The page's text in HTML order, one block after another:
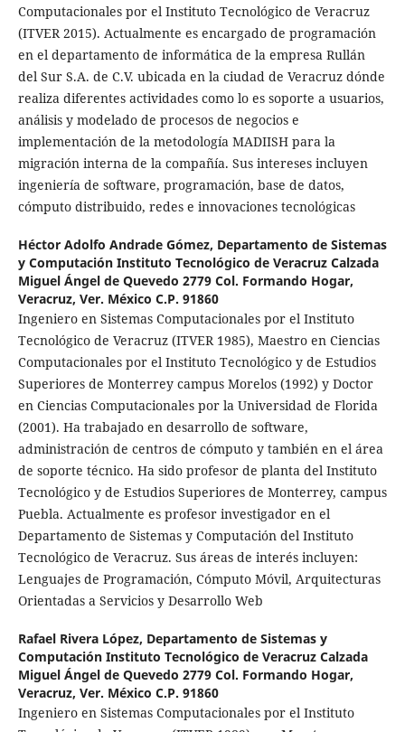
Computacionales por el Instituto Tecnológico de Veracruz
(ITVER 2015). Actualmente es encargado de programación
en el departamento de informática de la empresa Rullán
del Sur S.A. de C.V. ubicada en la ciudad de Veracruz dónde
realiza diferentes actividades como lo es soporte a usuarios,
análisis y modelado de procesos de negocios e
implementación de la metodología MADIISH para la
migración interna de la compañía. Sus intereses incluyen
ingeniería de software, programación, base de datos,
cómputo distribuido, redes e innovaciones tecnológicas
Héctor Adolfo Andrade Gómez, Departamento de Sistemas
y Computación Instituto Tecnológico de Veracruz Calzada
Miguel Ángel de Quevedo 2779 Col. Formando Hogar,
Veracruz, Ver. México C.P. 91860
Ingeniero en Sistemas Computacionales por el Instituto
Tecnológico de Veracruz (ITVER 1985), Maestro en Ciencias
Computacionales por el Instituto Tecnológico y de Estudios
Superiores de Monterrey campus Morelos (1992) y Doctor
en Ciencias Computacionales por la Universidad de Florida
(2001). Ha trabajado en desarrollo de software,
administración de centros de cómputo y también en el área
de soporte técnico. Ha sido profesor de planta del Instituto
Tecnológico y de Estudios Superiores de Monterrey, campus
Puebla. Actualmente es profesor investigador en el
Departamento de Sistemas y Computación del Instituto
Tecnológico de Veracruz. Sus áreas de interés incluyen:
Lenguajes de Programación, Cómputo Móvil, Arquitecturas
Orientadas a Servicios y Desarrollo Web
Rafael Rivera López, Departamento de Sistemas y
Computación Instituto Tecnológico de Veracruz Calzada
Miguel Ángel de Quevedo 2779 Col. Formando Hogar,
Veracruz, Ver. México C.P. 91860
Ingeniero en Sistemas Computacionales por el Instituto